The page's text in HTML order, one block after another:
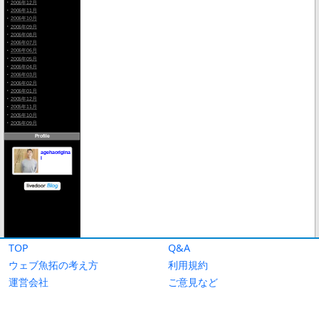
TOP
Q&A
ウェブ魚拓の考え方
利用規約
運営会社
ご意見など